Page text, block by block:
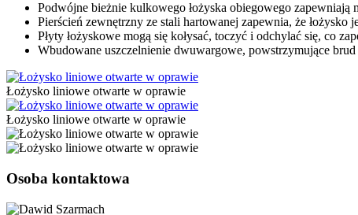
Podwójne bieżnie kulkowego łożyska obiegowego zapewniają
Pierścień zewnętrzny ze stali hartowanej zapewnia, że
Płyty łożyskowe mogą się kołysać, toczyć i odchylać się, co
Wbudowane uszczelnienie dwuwargowe, powstrzymujące
Łożysko liniowe otwarte w oprawie
Łożysko liniowe otwarte w oprawie
Osoba kontaktowa